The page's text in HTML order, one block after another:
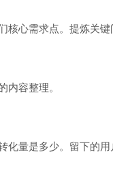
心需求点。提炼关键
内容整理。
化量是多少。留下的